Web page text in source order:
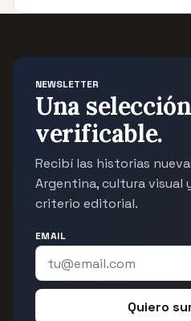
NEWSLETTER
Una
verificable.
Recibí las historias
Argentina, cultura visual
criterio editorial.
EMAIL
Quiero